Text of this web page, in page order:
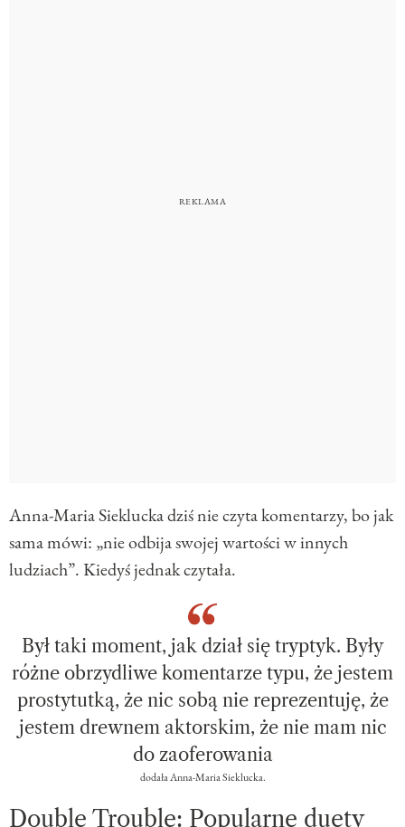
Anna-Maria Sieklucka dziś nie czyta komentarzy, bo jak
sama mówi: „nie odbija swojej wartości w innych
ludziach”. Kiedyś jednak czytała.
Był taki moment, jak dział się tryptyk. Były
różne obrzydliwe komentarze typu, że jestem
prostytutką, że nic sobą nie reprezentuję, że
jestem drewnem aktorskim, że nie mam nic
do zaoferowania
dodała Anna-Maria Sieklucka.
Double Trouble: Popularne duety